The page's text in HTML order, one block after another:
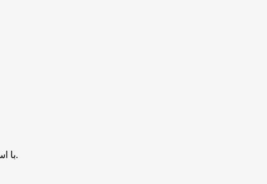
با استفاده از روش‌های زیر می‌توانید این صفحه را با دوستان خود به اشتراک بگذارید.